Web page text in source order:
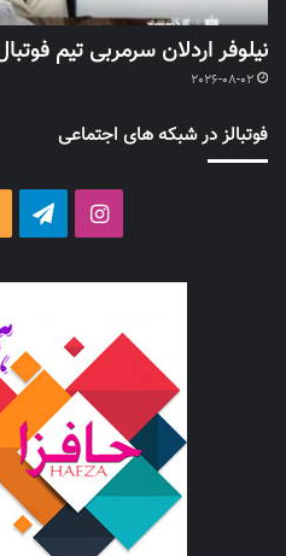
نیلوفر اردلان سرمربی تیم
2026-08-02
فوتبالز در شبکه های اجتماعی
اینستاگرام